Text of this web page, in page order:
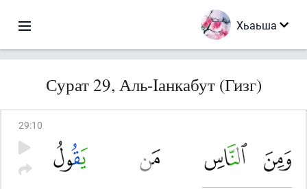
Хьаьша
Сурат 29, Аль-Iанкабут (Гизг)
29:10